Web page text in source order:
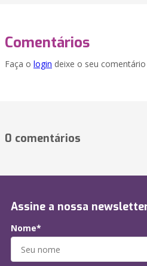
Comentários
Faça o login deixe o seu
0 comentários
Assine a nossa
Nome*